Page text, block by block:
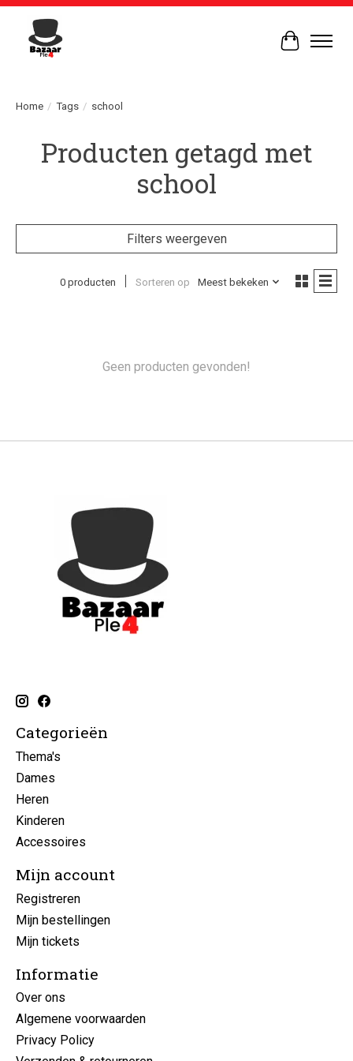
Home / Tags / school
Producten getagd met
school
Filters weergeven
0 producten Sorteren op Meest bekeken
Geen producten gevonden!
Categorieën
Thema's
Dames
Heren
Kinderen
Accessoires
Mijn account
Registreren
Mijn bestellingen
Mijn tickets
Informatie
Over ons
Algemene voorwaarden
Privacy Policy